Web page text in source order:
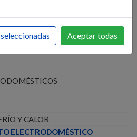
ELECTRODOMÉSTICO>
Y CALOR
ELECTRODOMÉSTICO
Aceptar todas